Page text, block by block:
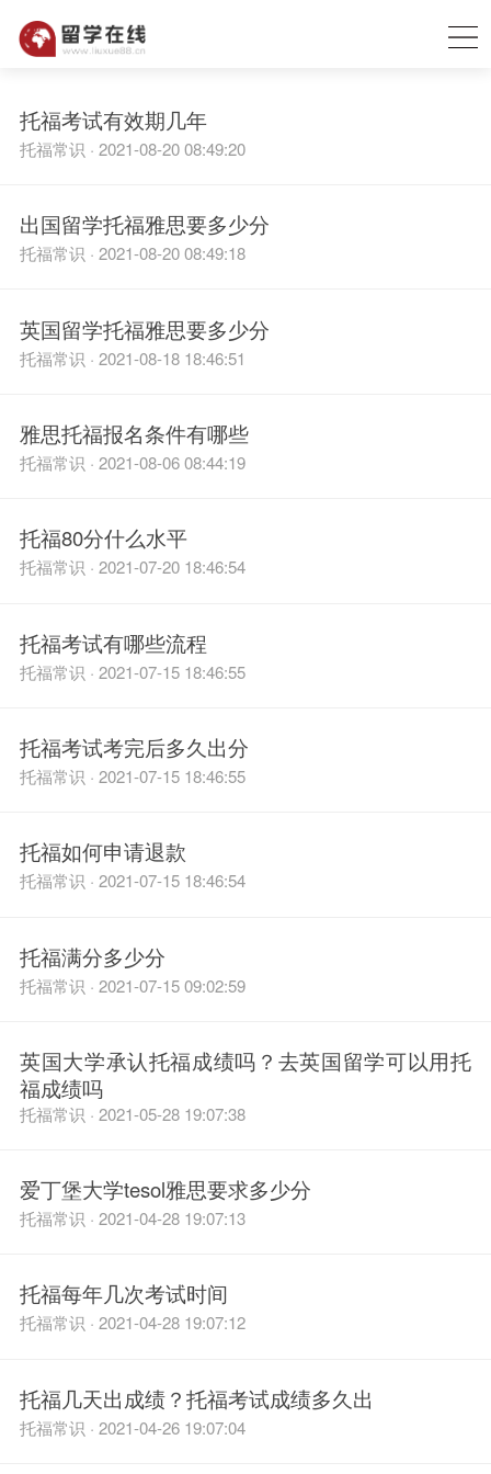
托福考试有效期几年
托福常识 · 2021-08-20 08:49:20
出国留学托福雅思要多少分
托福常识 · 2021-08-20 08:49:18
英国留学托福雅思要多少分
托福常识 · 2021-08-18 18:46:51
雅思托福报名条件有哪些
托福常识 · 2021-08-06 08:44:19
托福80分什么水平
托福常识 · 2021-07-20 18:46:54
托福考试有哪些流程
托福常识 · 2021-07-15 18:46:55
托福考试考完后多久出分
托福常识 · 2021-07-15 18:46:55
托福如何申请退款
托福常识 · 2021-07-15 18:46:54
托福满分多少分
托福常识 · 2021-07-15 09:02:59
英国大学承认托福成绩吗？去英国留学可以用托
福成绩吗
托福常识 · 2021-05-28 19:07:38
爱丁堡大学tesol雅思要求多少分
托福常识 · 2021-04-28 19:07:13
托福每年几次考试时间
托福常识 · 2021-04-28 19:07:12
托福几天出成绩？托福考试成绩多久出
托福常识 · 2021-04-26 19:07:04